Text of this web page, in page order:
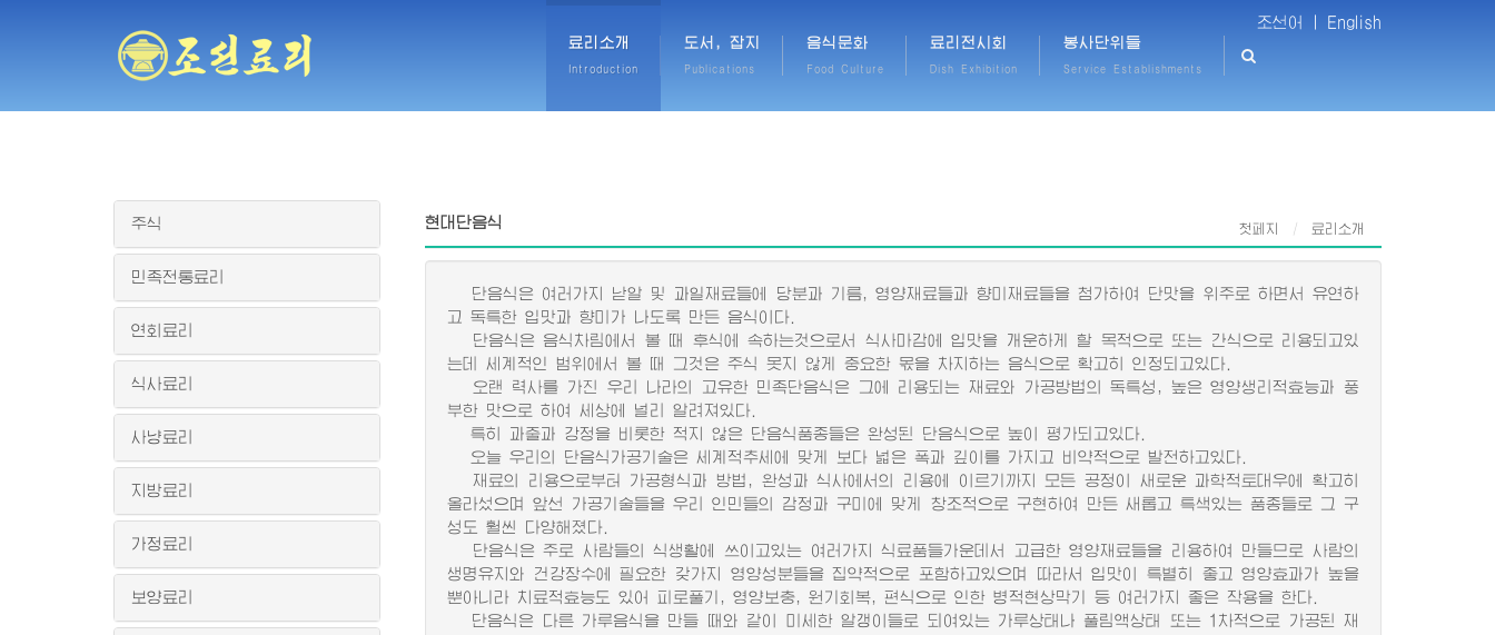
조선어 | English
료리소개
Introduction
도서, 잡지
Publications
음식문화
Food Culture
료리전시회
Dish Exhibition
봉사단위들
Service Establishments
현대단음식 첫페지 료리소개
단음식은 여러가지 낟알 및 과일재료들에 당분과 기름, 영양재료들과 향미재료들을 첨가하여 단맛을 위주로 하면서 유연하
고 독특한 입맛과 향미가 나도록 만든 음식이다.
단음식은 음식차림에서 볼 때 후식에 속하는것으로서 식사마감에 입맛을 개운하게 할 목적으로 또는 간식으로 리용되고있
는데 세계적인 범위에서 볼 때 그것은 주식 못지 않게 중요한 몫을 차지하는 음식으로 확고히 인정되고있다.
오랜 력사를 가진 우리 나라의 고유한 민족단음식은 그에 리용되는 재료와 가공방법의 독특성, 높은 영양생리적효능과 풍
부한 맛으로 하여 세상에 널리 알려져있다.
특히 과줄과 강정을 비롯한 적지 않은 단음식품종들은 완성된 단음식으로 높이 평가되고있다.
오늘 우리의 단음식가공기술은 세계적추세에 맞게 보다 넓은 폭과 깊이를 가지고 비약적으로 발전하고있다.
재료의 리용으로부터 가공형식과 방법, 완성과 식사에서의 리용에 이르기까지 모든 공정이 새로운 과학적토대우에 확고히
올라섰으며 앞선 가공기술들을 우리 인민들의 감정과 구미에 맞게 창조적으로 구현하여 만든 새롭고 특색있는 품종들로 그 구
성도 훨씬 다양해졌다.
단음식은 주로 사람들의 식생활에 쓰이고있는 여러가지 식료품들가운데서 고급한 영양재료들을 리용하여 만들므로 사람의
생명유지와 건강장수에 필요한 갖가지 영양성분들을 집약적으로 포함하고있으며 따라서 입맛이 특별히 좋고 영양효과가 높을
뿐아니라 치료적효능도 있어 피로풀기, 영양보충, 원기회복, 편식으로 인한 병적현상막기 등 여러가지 좋은 작용을 한다.
단음식은 다른 가루음식을 만들 때와 같이 미세한 알갱이들로 되여있는 가루상태나 풀림액상태 또는 1차적으로 가공된 재
주식
민족전통료리
연회료리
식사료리
사냥료리
지방료리
가정료리
보양료리